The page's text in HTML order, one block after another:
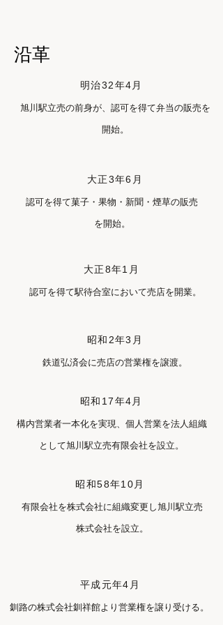
沿革
明治32年4月
旭川駅立売の前身が、認可を得て弁当の販売を
開始。
認可を得て駅待合室において売店を開業。
認可を得て菓子・果物・新聞・煙草の販売
を開始。
鉄道弘済会に売店の営業権を譲渡。
構内営業者一本化を実現、個人営業を法人組織
として旭川駅立売有限会社を設立。
有限会社を株式会社に組織変更し旭川駅立売
株式会社を設立。
釧路の株式会社釧祥館より営業権を譲り受ける。
大正3年6月
大正8年1月
昭和2年3月
昭和17年4月
昭和58年10月
平成元年4月